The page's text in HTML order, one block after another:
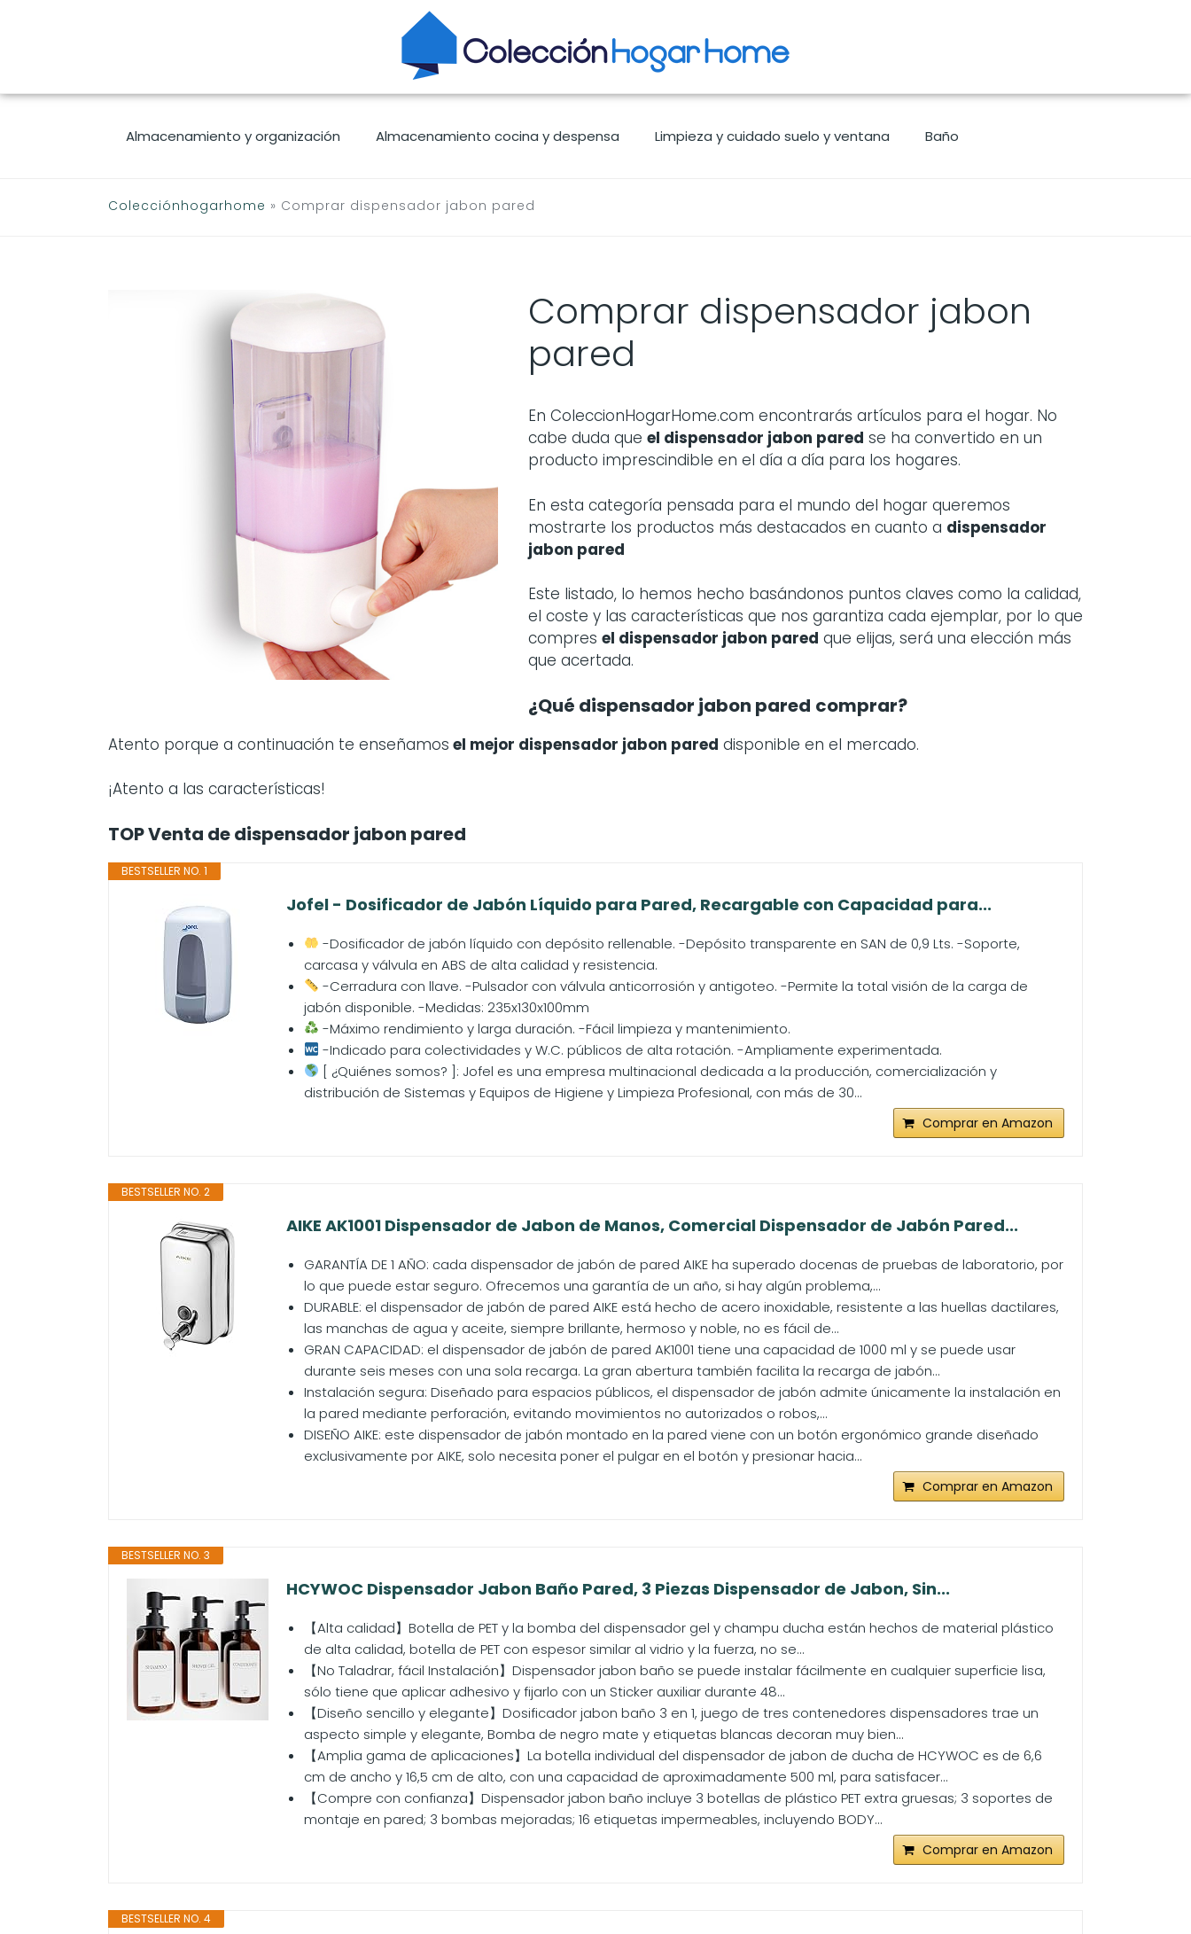
Almacenamiento y organización Almacenamiento cocina y despensa Limpieza y cuidado suelo y ventana Baño
Colecciónhogarhome » Comprar dispensador jabon pared
Comprar dispensador jabon
pared
En ColeccionHogarHome.com encontrarás artículos para el hogar. No
cabe duda que el dispensador jabon pared se ha convertido en un
producto imprescindible en el día a día para los hogares.
En esta categoría pensada para el mundo del hogar queremos
mostrarte los productos más destacados en cuanto a dispensador
jabon pared
Este listado, lo hemos hecho basándonos puntos claves como la calidad,
el coste y las características que nos garantiza cada ejemplar, por lo que
compres el dispensador jabon pared que elijas, será una elección más
que acertada.
¿Qué dispensador jabon pared comprar?
Atento porque a continuación te enseñamos el mejor dispensador jabon pared disponible en el mercado.
¡Atento a las características!
TOP Venta de dispensador jabon pared
BESTSELLER NO. 1
Jofel - Dosificador de Jabón Líquido para Pared, Recargable con Capacidad para...
-Dosificador de jabón líquido con depósito rellenable. -Depósito transparente en SAN de 0,9 Lts. -Soporte,
carcasa y válvula en ABS de alta calidad y resistencia.
-Cerradura con llave. -Pulsador con válvula anticorrosión y antigoteo. -Permite la total visión de la carga de
jabón disponible. -Medidas: 235x130x100mm
-Máximo rendimiento y larga duración. -Fácil limpieza y mantenimiento.
-Indicado para colectividades y W.C. públicos de alta rotación. -Ampliamente experimentada.
[ ¿Quiénes somos? ]: Jofel es una empresa multinacional dedicada a la producción, comercialización y
distribución de Sistemas y Equipos de Higiene y Limpieza Profesional, con más de 30...
Comprar en Amazon
BESTSELLER NO. 2
AIKE AK1001 Dispensador de Jabon de Manos, Comercial Dispensador de Jabón Pared...
GARANTÍA DE 1 AÑO: cada dispensador de jabón de pared AIKE ha superado docenas de pruebas de laboratorio, por
lo que puede estar seguro. Ofrecemos una garantía de un año, si hay algún problema,...
DURABLE: el dispensador de jabón de pared AIKE está hecho de acero inoxidable, resistente a las huellas dactilares,
las manchas de agua y aceite, siempre brillante, hermoso y noble, no es fácil de...
GRAN CAPACIDAD: el dispensador de jabón de pared AK1001 tiene una capacidad de 1000 ml y se puede usar
durante seis meses con una sola recarga. La gran abertura también facilita la recarga de jabón...
Instalación segura: Diseñado para espacios públicos, el dispensador de jabón admite únicamente la instalación en
la pared mediante perforación, evitando movimientos no autorizados o robos,...
DISEÑO AIKE: este dispensador de jabón montado en la pared viene con un botón ergonómico grande diseñado
exclusivamente por AIKE, solo necesita poner el pulgar en el botón y presionar hacia...
Comprar en Amazon
BESTSELLER NO. 3
HCYWOC Dispensador Jabon Baño Pared, 3 Piezas Dispensador de Jabon, Sin...
【Alta calidad】Botella de PET y la bomba del dispensador gel y champu ducha están hechos de material plástico
de alta calidad, botella de PET con espesor similar al vidrio y la fuerza, no se...
【No Taladrar, fácil Instalación】Dispensador jabon baño se puede instalar fácilmente en cualquier superficie lisa,
sólo tiene que aplicar adhesivo y fijarlo con un Sticker auxiliar durante 48...
【Diseño sencillo y elegante】Dosificador jabon baño 3 en 1, juego de tres contenedores dispensadores trae un
aspecto simple y elegante, Bomba de negro mate y etiquetas blancas decoran muy bien...
【Amplia gama de aplicaciones】La botella individual del dispensador de jabon de ducha de HCYWOC es de 6,6
cm de ancho y 16,5 cm de alto, con una capacidad de aproximadamente 500 ml, para satisfacer...
【Compre con confianza】Dispensador jabon baño incluye 3 botellas de plástico PET extra gruesas; 3 soportes de
montaje en pared; 3 bombas mejoradas; 16 etiquetas impermeables, incluyendo BODY...
Comprar en Amazon
BESTSELLER NO. 4